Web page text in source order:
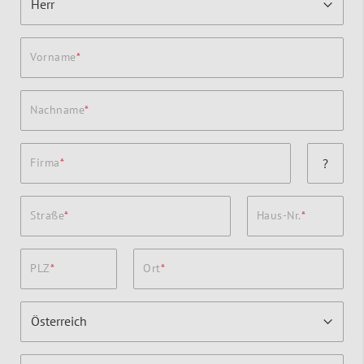
Vorname
Nachname
Firma ?
Straße Haus-Nr.
PLZ Ort